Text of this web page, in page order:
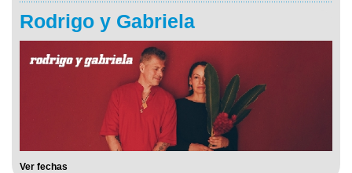
Rodrigo y Gabriela
Ver fechas